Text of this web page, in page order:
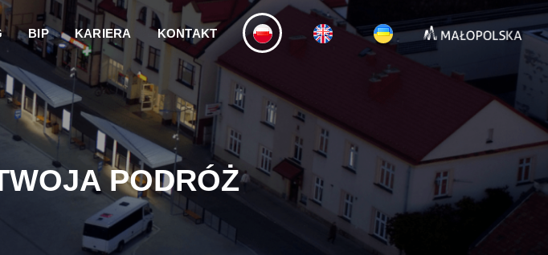
BIP KARIERA KONTAKT
PODRÓŻ